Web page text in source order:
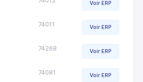
Voir ERP
74011 Voir ERP
74268 Voir ERP
74081 Voir ERP